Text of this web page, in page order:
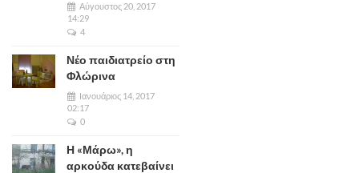
Αύγουστος 20, 2017
14:29
4
Νέο παιδιατρείο στη
Φλώρινα
Ιανουάριος 14, 2017
02:17
0
Η «Μάρω», η
αρκούδα κατεβαίνει